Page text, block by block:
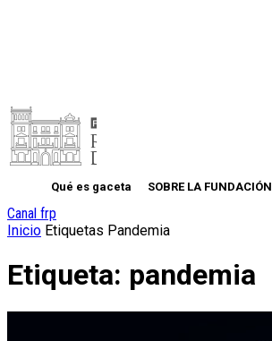
Qué es gaceta SOBRE LA FUNDACIÓN
Canal frp
Inicio Etiquetas Pandemia
Etiqueta: pandemia